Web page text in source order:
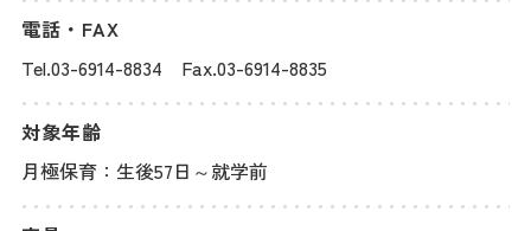
電話・FAX
Tel.03-6914-8834 Fax.03-6914-8835
対象年齢
月極保育：生後57日～就学前